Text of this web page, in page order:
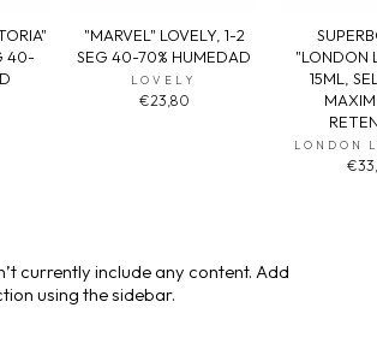
40-
"MARVEL" LOVELY, 1-2
SEG 40-70% HUMEDAD
LOVELY
€23,80
"LONDON
15ML,
LONDON
currently include any content. Add
using the sidebar.